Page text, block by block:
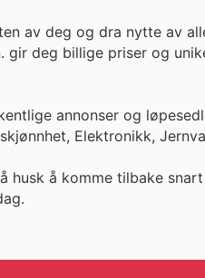
av deg og dra nytte av
stigende priser og høy inflasjon. gir deg billige
annonser og
Elektronikk,
husk å komme tilbake